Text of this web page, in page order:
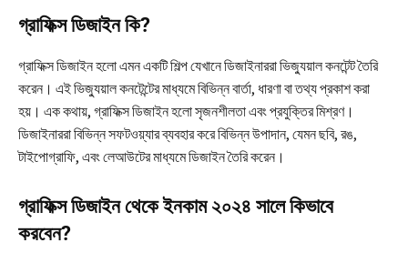
গ্রাফিক্স ডিজাইন কি?
গ্রাফিক্স ডিজাইন হলো এমন একটি শিল্প যেখানে ডিজাইনাররা ভিজ্যুয়াল কনটেন্ট তৈরি
করেন। এই ভিজ্যুয়াল কনটেন্টের মাধ্যমে বিভিন্ন বার্তা, ধারণা বা তথ্য প্রকাশ করা
হয়। এক কথায়, গ্রাফিক্স ডিজাইন হলো সৃজনশীলতা এবং প্রযুক্তির মিশ্রণ।
ডিজাইনাররা বিভিন্ন সফটওয়্যার ব্যবহার করে বিভিন্ন উপাদান, যেমন ছবি, রঙ,
টাইপোগ্রাফি, এবং লেআউটের মাধ্যমে ডিজাইন তৈরি করেন।
গ্রাফিক্স ডিজাইন থেকে ইনকাম ২০২৪ সালে কিভাবে
করবেন?